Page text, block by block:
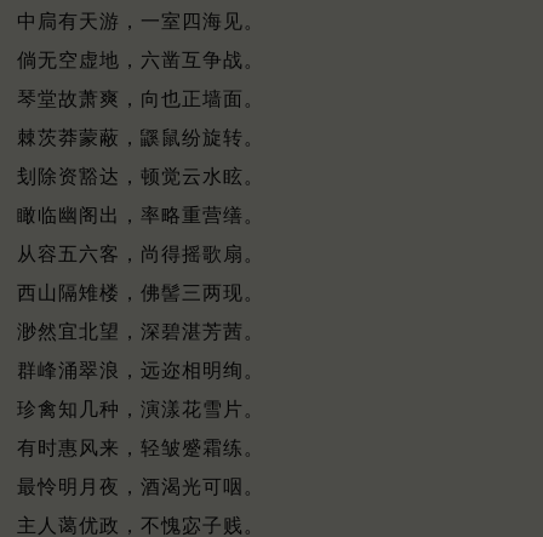
中扃有天游，一室四海见。
倘无空虚地，六凿互争战。
琴堂故萧爽，向也正墙面。
棘茨莽蒙蔽，鼷鼠纷旋转。
刬除资豁达，顿觉云水眩。
瞰临幽阁出，率略重营缮。
从容五六客，尚得摇歌扇。
西山隔雉楼，佛髻三两现。
渺然宜北望，深碧湛芳茜。
群峰涌翠浪，远迩相明绚。
珍禽知几种，演漾花雪片。
有时惠风来，轻皱蹙霜练。
最怜明月夜，酒渴光可咽。
主人蔼优政，不愧宓子贱。